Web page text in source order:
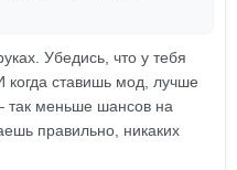
Убедись, что у тебя
когда ставишь мод, лучше
так меньше шансов на
правильно, никаких